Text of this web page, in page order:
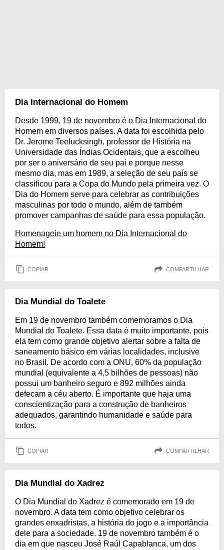
Dia Internacional do Homem
Desde 1999, 19 de novembro é o Dia Internacional do
Homem em diversos países. A data foi escolhida pelo
Dr. Jerome Teelucksingh, professor de História na
Universidade das Índias Ocidentais, que a escolheu
por ser o aniversário de seu pai e porque nesse
mesmo dia, mas em 1989, a seleção de seu país se
classificou para a Copa do Mundo pela primeira vez. O
Dia do Homem serve para celebrar as contribuições
masculinas por todo o mundo, além de também
promover campanhas de saúde para essa população.
Homenageie um homem no Dia Internacional do
Homem!
COPIAR COMPARTILHAR
Dia Mundial do Toalete
Em 19 de novembro também comemoramos o Dia
Mundial do Toalete. Essa data é muito importante, pois
ela tem como grande objetivo alertar sobre a falta de
saneamento básico em várias localidades, inclusive
no Brasil. De acordo com a ONU, 60% da população
mundial (equivalente a 4,5 bilhões de pessoas) não
possui um banheiro seguro e 892 milhões ainda
defecam a céu aberto. É importante que haja uma
conscientização para a construção de banheiros
adequados, garantindo humanidade e saúde para
todos.
COPIAR COMPARTILHAR
Dia Mundial do Xadrez
O Dia Mundial do Xadrez é comemorado em 19 de
novembro. A data tem como objetivo celebrar os
grandes enxadristas, a história do jogo e a importância
dele para a sociedade. 19 de novembro também é o
dia em que nasceu José Raúl Capablanca, um dos